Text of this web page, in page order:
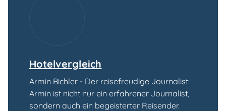
Hotelvergleich
Armin Bichler - Der reisefreudige Journalist:
Armin ist nicht nur ein erfahrener Journalist,
sondern auch ein begeisterter Reisender.